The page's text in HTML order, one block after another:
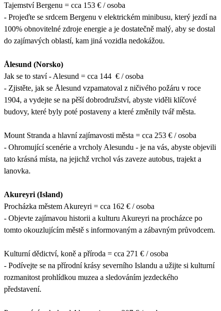
Tajemství Bergenu = cca 153 € / osoba
- Projeďte se srdcem Bergenu v elektrickém minibusu, který jezdí na
100% obnovitelné zdroje energie a je dostatečně malý, aby se dostal
do zajímavých oblastí, kam jiná vozidla nedokážou.
Ålesund (Norsko)
Jak se to staví - Alesund = cca 144 € / osoba
- Zjistěte, jak se Ålesund vzpamatoval z ničivého požáru v roce
1904, a vydejte se na pěší dobrodružství, abyste viděli klíčové
budovy, které byly poté postaveny a které změnily tvář města.
Mount Stranda a hlavní zajímavosti města = cca 253 € / osoba
- Ohromující scenérie a vrcholy Alesundu - je na vás, abyste objevili
tato krásná místa, na jejichž vrchol vás zaveze autobus, trajekt a
lanovka.
Akureyri (Island)
Procházka městem Akureyri = cca 162 € / osoba
- Objevte zajímavou historii a kulturu Akureyri na procházce po
tomto okouzlujícím městě s informovaným a zábavným průvodcem.
Kulturní dědictví, koně a příroda = cca 271 € / osoba
- Podívejte se na přírodní krásy severního Islandu a užijte si kulturní
rozmanitost prohlídkou muzea a sledováním jezdeckého
představení.